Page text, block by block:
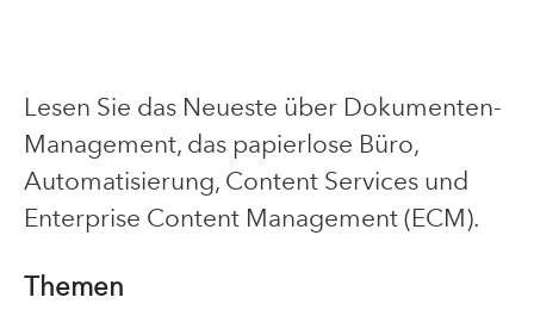
Lesen Sie das Neueste über Dokumenten-
Management, das papierlose Büro,
Automatisierung, Content Services und
Enterprise Content Management (ECM).
Themen